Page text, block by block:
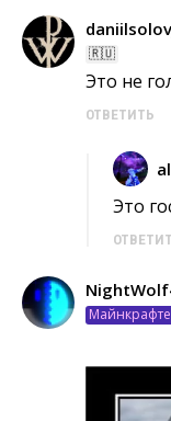
🇷🇺
Это не
ОТВЕТИТЬ
Это